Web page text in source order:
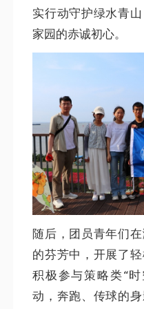
实行动守护绿水青
家园的赤诚初心。
随后，团员青年们
的芬芳中，开展了
积极参与策略类“
动，奔跑、传球的